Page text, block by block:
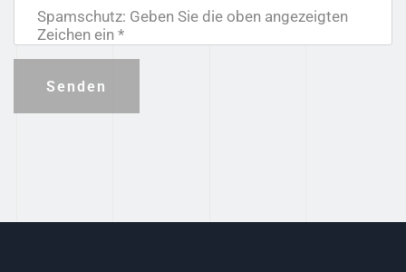
Spamschutz: Geben Sie die oben angezeigten
Zeichen ein *
Senden